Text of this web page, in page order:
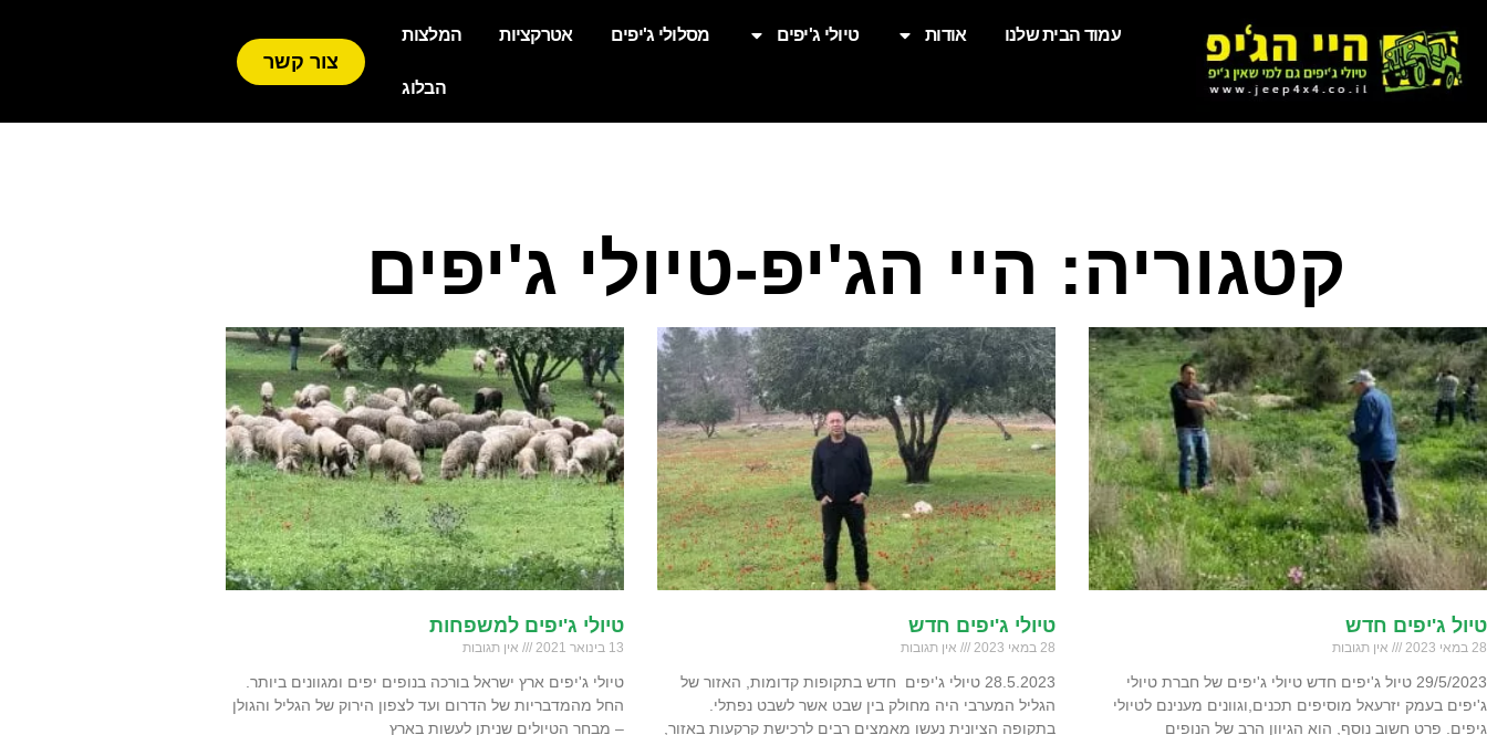
עמוד הבית שלנו אודות טיולי ג'יפים מסלולי ג'יפים אטרקציות המלצות
הבלוג
צור קשר
קטגוריה: היי הג'יפ-טיולי ג'יפים
טיול ג'יפים חדש
28 במאי 2023 אין תגובות
29/5/2023 טיול ג'יפים חדש טיולי ג'יפים של חברת טיולי
ג'יפים בעמק יזרעאל מוסיפים תכנים,וגוונים מענינם לטיולי
גיפים. פרט חשוב נוסף, הוא הגיוון הרב של הנופים
טיולי ג'יפים חדש
28 במאי 2023 אין תגובות
28.5.2023 טיולי ג'יפים חדש בתקופות קדומות, האזור של
הגליל המערבי היה מחולק בין שבט אשר לשבט נפתלי.
בתקופה הציונית נעשו מאמצים רבים לרכישת קרקעות באזור,
טיולי ג'יפים למשפחות
13 בינואר 2021 אין תגובות
טיולי ג'יפים ארץ ישראל בורכה בנופים יפים ומגוונים ביותר.
החל מהמדבריות של הדרום ועד לצפון הירוק של הגליל והגולן
– מבחר הטיולים שניתן לעשות בארץ